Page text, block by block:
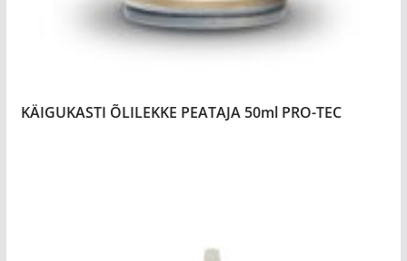
KÄIGUKASTI ÕLILEKKE PEATAJA 50ml PRO-TEC